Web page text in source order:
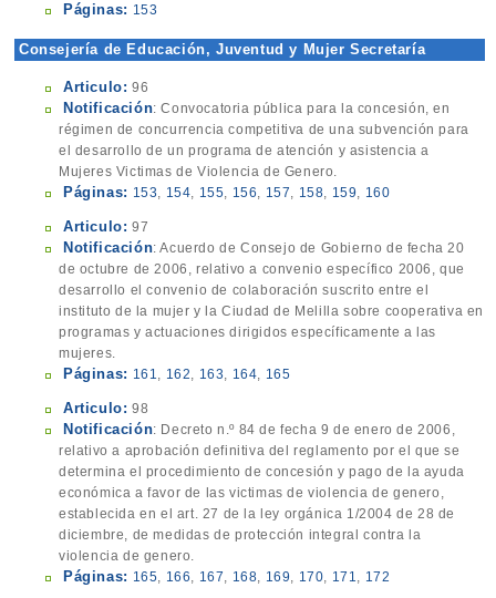
Páginas: 153
Consejería de Educación, Juventud y Mujer Secretaría
Articulo: 96
Notificación: Convocatoria pública para la concesión, en
régimen de concurrencia competitiva de una subvención para
el desarrollo de un programa de atención y asistencia a
Mujeres Victimas de Violencia de Genero.
Páginas: 153, 154, 155, 156, 157, 158, 159, 160
Articulo: 97
Notificación: Acuerdo de Consejo de Gobierno de fecha 20
de octubre de 2006, relativo a convenio específico 2006, que
desarrollo el convenio de colaboración suscrito entre el
instituto de la mujer y la Ciudad de Melilla sobre cooperativa en
programas y actuaciones dirigidos específicamente a las
mujeres.
Páginas: 161, 162, 163, 164, 165
Articulo: 98
Notificación: Decreto n.º 84 de fecha 9 de enero de 2006,
relativo a aprobación definitiva del reglamento por el que se
determina el procedimiento de concesión y pago de la ayuda
económica a favor de las victimas de violencia de genero,
establecida en el art. 27 de la ley orgánica 1/2004 de 28 de
diciembre, de medidas de protección integral contra la
violencia de genero.
Páginas: 165, 166, 167, 168, 169, 170, 171, 172